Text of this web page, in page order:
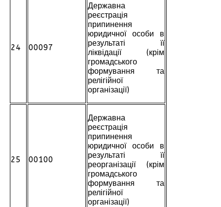
24 00097
Державна
реєстрація
припинення
юридичної особи в
результаті її
ліквідації (крім
громадського
формування та
релігійної
організації)
25 00100
Державна
реєстрація
припинення
юридичної особи в
результаті її
реорганізації (крім
громадського
формування та
релігійної
організації)